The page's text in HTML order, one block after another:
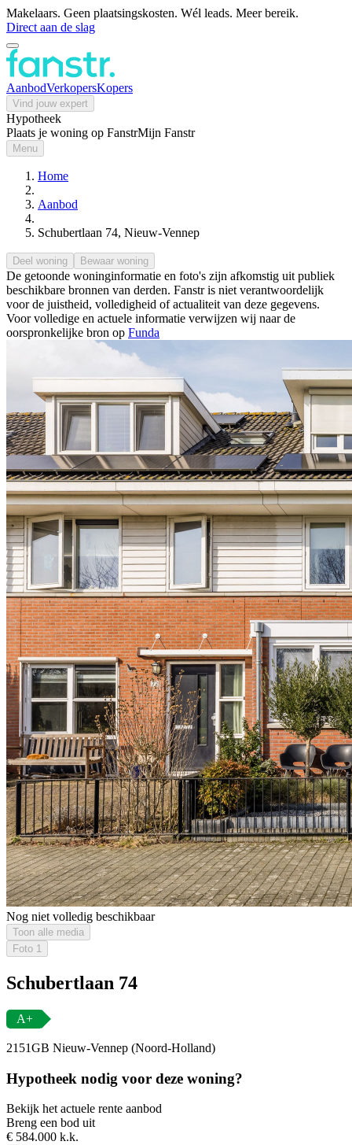
Makelaars. Geen plaatsingskosten. Wél leads. Meer bereik.
Direct aan de slag
AanbodVerkopersKopers
Vind jouw expert
Hypotheek
Plaats je woning op FanstrMijn Fanstr
Menu
Home
Aanbod
Schubertlaan 74, Nieuw-Vennep
Deel woning Bewaar woning
De getoonde woninginformatie en foto's zijn afkomstig uit publiek
beschikbare bronnen van derden. Fanstr is niet verantwoordelijk
voor de juistheid, volledigheid of actualiteit van deze gegevens.
Voor volledige en actuele informatie verwijzen wij naar de
oorspronkelijke bron op Funda
Nog niet volledig beschikbaar
Toon alle media
Foto 1
Schubertlaan 74
A+
2151GB Nieuw-Vennep (Noord-Holland)
Hypotheek nodig voor deze woning?
Bekijk het actuele rente aanbod
Breng een bod uit
€ 584.000 k.k.